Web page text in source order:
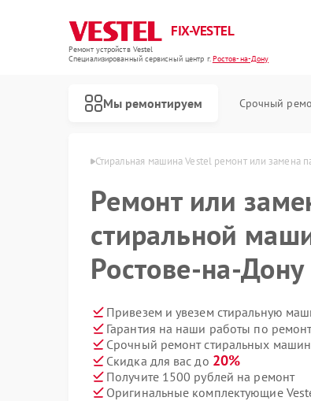
FIX-VESTEL
Ремонт устройств Vestel
Специализированный cервисный центр г.Ростов-на-Дону
Мы ремонтируем Срочный
Стиральная машина Vestel ремонт или замена
Ремонт или
стиральной
Ростове-на-Дону
Привезем и увезем стиральную
Гарантия на наши работы по
Срочный ремонт стиральных машин
Скидка для вас до 20%
Получите 1500 рублей на ремонт
Оригинальные комплектующие